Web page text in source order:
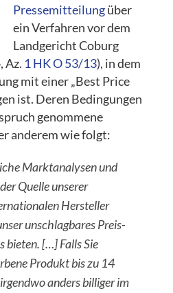
Pressemitteilungüber
ein Verfahren vor dem
Landgericht Coburg
Az. 1 HK O 53/13), in dem
mit einer „Best Price
ist. Deren Bedingungen
genommene
anderem wie folgt:
Marktanalysen und
Quelle unserer
Hersteller
unschlagbares Preis-
bieten. […] Falls Sie
Produkt bis zu 14
anders billiger im